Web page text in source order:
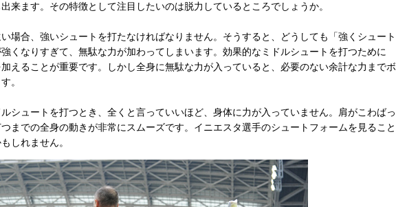
来ます。その特徴として注目したいのは脱力しているところでしょうか。
場合、強いシュートを打たなければなりません。そうすると、どうしても「強くシュート
くなりすぎて、無駄な力が加わってしまいます。効果的なミドルシュートを打つために
えることが重要です。しかし全身に無駄な力が入っていると、必要のない余計な力までボ
。
シュートを打つとき、全くと言っていいほど、身体に力が入っていません。肩がこわばっ
までの全身の動きが非常にスムーズです。イニエスタ選手のシュートフォームを見ること
しれません。